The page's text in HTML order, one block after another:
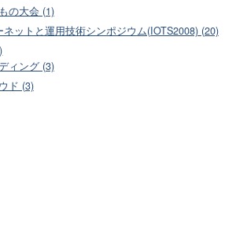
の大会 (1)
ットと運用技術シンポジウム(IOTS2008) (20)
ィング (3)
ド (3)